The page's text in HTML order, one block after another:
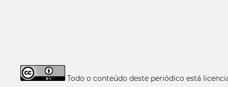
Todo o conteúdo deste periódico está